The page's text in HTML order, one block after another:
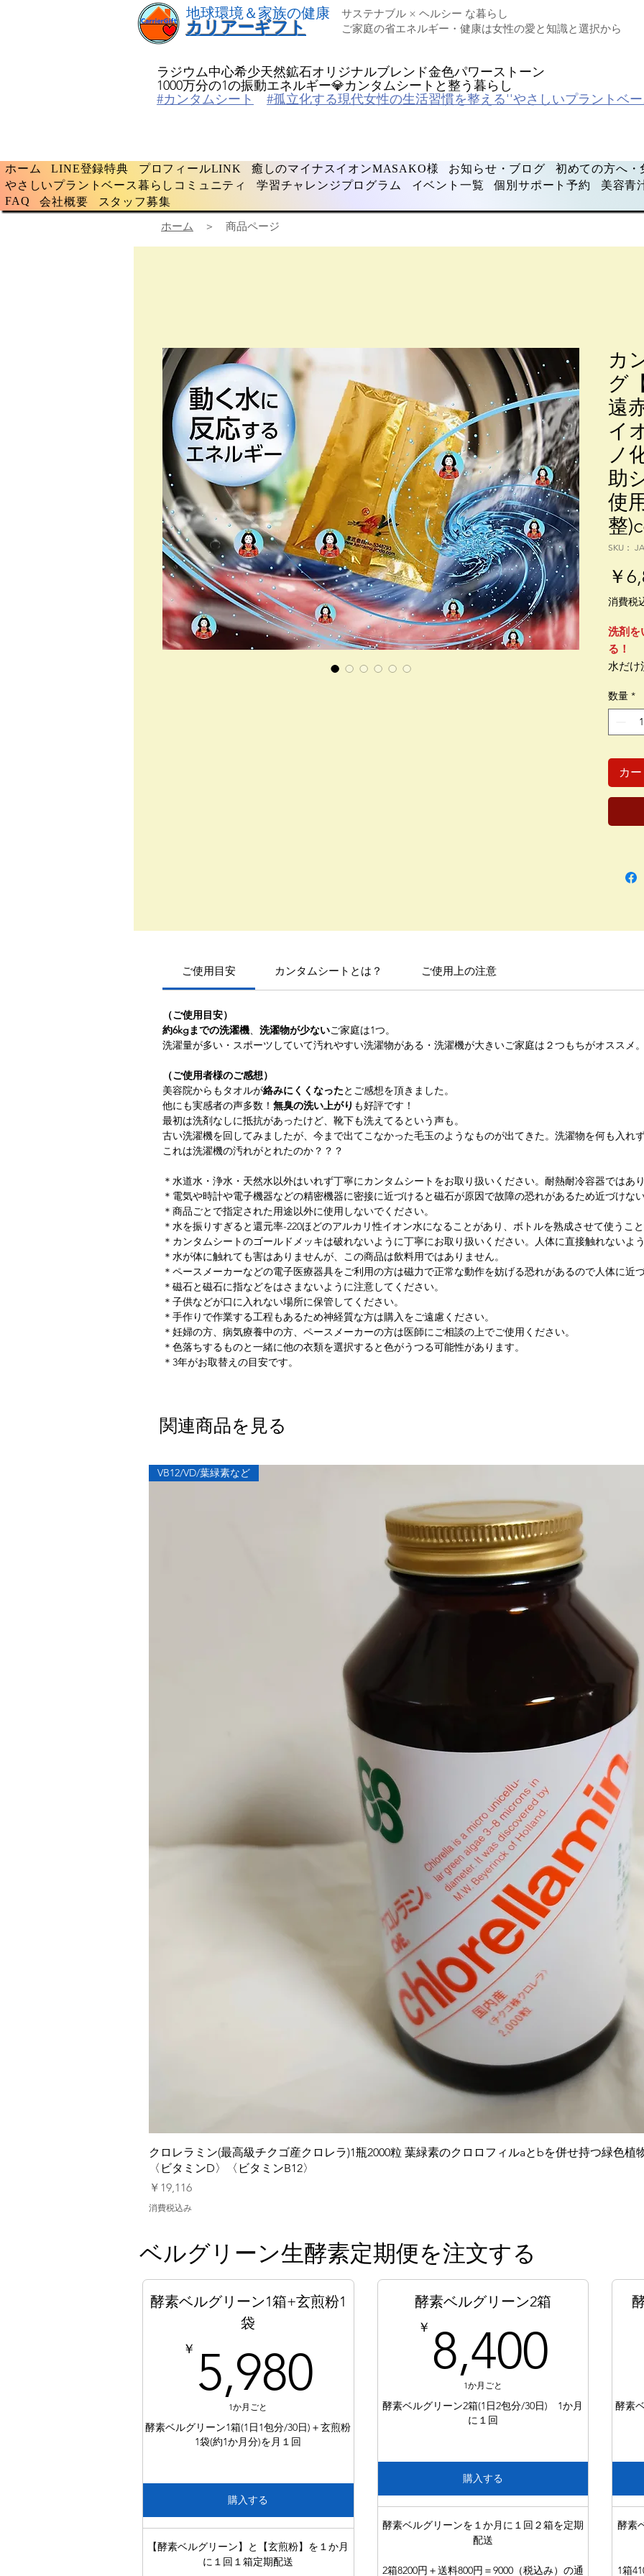
​地球環境＆家族の健康
サステナブル × ヘルシー な暮らし
ご家庭の省エネルギー・健康は女性の愛と知識と選択から
​カリアーギフト
ラジウム中心希少天然鉱石オリジナルブレンド金色パワーストーン
​1000万分の1の振動エネルギー💎カンタムシートと整う暮らし
#カンタムシート
#孤立化する現代女性の生活習慣を整える''やさしいプラントベ
ホーム LINE登録特典 プロフィールLINK 癒しのマイナスイオンMASAKO様 お知らせ・ブログ 初めての方へ・
やさしいプラントベース暮らしコミュニティ
学習チャレンジプログラム イベント一覧 個別サポート予約 美容青
FAQ
会社概要 スタッフ募集
ホーム ＞ 商品ページ
カ
グ
遠
イ
ノ
助
使
整
SKU：
￥
消費税
洗剤を
る！
水だけ
洗濯す
気代
しいで
ニン
（内
カンタ
数量 *
カ
ご使用目安 カンタムシートとは？ ご使用上の注意
（ご使用目安）
約6kgまでの洗濯機、 洗濯物が少ないご家庭は1つ。
洗濯量が多い・スポーツしていて汚れやすい洗濯物がある・洗濯機が大きいご家庭は２つもちがオススメ。
​（ご使用者様のご感想）
美容院からもタオルが絡みにくくなったとご感想を頂きました。
​他にも実感者の声多数！ 無臭の洗い上がり も好評です！
最初は洗剤なしに抵抗があったけど、靴下も洗えてるという声も。
古い洗濯機を回してみましたが、今まで出てこなかった毛玉のようなものが出てきた。洗濯物を何も入れ
これは洗濯機の汚れがとれたのか？？？
＊水道水・浄水・天然水以外はいれず丁寧にカンタムシートをお取り扱いください。耐熱耐冷容器ではあり
＊電気や時計や電子機器などの精密機器に密接に近づけると磁石が原因で故障の恐れがあるため近づけない
＊商品ごとで指定された用途以外に使用しないでください。
＊水を振りすぎると還元率-220ほどのアルカリ性イオン水になることがあり、ボトルを熟成させて使うこと
＊カンタムシートのゴールドメッキは破れないように丁寧にお取り扱いください。人体に直接触れないよう
＊水が体に触れても害はありませんが、この商品は飲料用ではありません。
＊ペースメーカーなどの電子医療器具をご利用の方は磁力で正常な動作を妨げる恐れがあるので人体に近
＊磁石と磁石に指などをはさまないように注意してください。
＊子供などが口に入れない場所に保管してください。
＊手作りで作業する工程もあるため神経質な方は購入をご遠慮ください。
＊妊婦の方、病気療養中の方、ペースメーカーの方は医師にご相談の上でご使用ください。
＊色落ちするものと一緒に他の衣類を選択すると色がうつる可能性があります。
＊3年がお取替えの目安です。
関連商品を見る
クイックビュー
VB12/VD/葉緑素など
クロレラミン(最高級チクゴ産クロレラ)1瓶2000粒 葉緑素のクロロフィルaとbを併せ持つ緑色植
〈ビタミンD〉〈ビタミンB12〉
価格
￥19,116
消費税込み
酵素ベルグリーン1箱+玄煎粉1
袋
￥ 5,980 5,980￥
1か月ごと
酵素ベルグリーン1箱(1日1包分/30日)＋玄煎粉
1袋(約1か月分)を月１回
購入する
【酵素ベルグリーン】と【玄煎粉】を１か月
に１回１箱定期配送
酵素ベルグリーン2箱
￥ 8,400
1か月ごと
酵素ベルグリーン2箱(1日2包分/30日) 1か月
に１回
購入する
酵素ベルグリーンを１か月に１回２箱を定期
配送
2箱8200円＋送料800円＝9000（税込み）の通
酵素
酵素
1箱
ベルグリーン生酵素定期便を注文する